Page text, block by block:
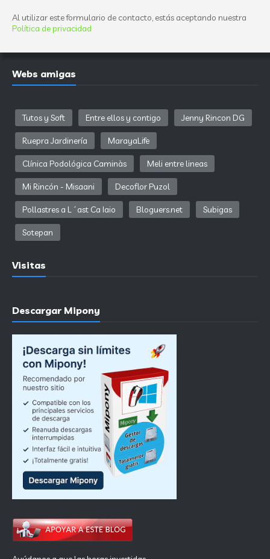
Al utilizar este formulario de contacto, estás aceptando nuestra
Política de privacidad
Webs amigas
Tutos y Soft Entre ellos y contigo Jenny Rincon DG
Ruepra Jardinería MarayaLife
Clínica Podológica Caminàs Meli entre lineas
Mi Rincón - Misaani Decoflor Puzol
Pollastres a L´ast Ca Iaio Bloguers.net Subigas
Sotepan
Visitas
Descargar Mipony